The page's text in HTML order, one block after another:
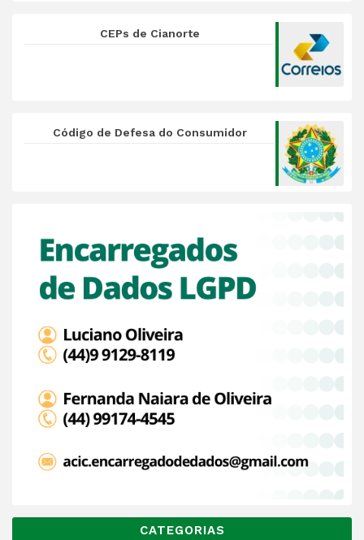
CEPs de Cianorte
Código de Defesa do Consumidor
CATEGORIAS